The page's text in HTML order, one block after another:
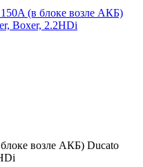
возле АКБ) Ducato